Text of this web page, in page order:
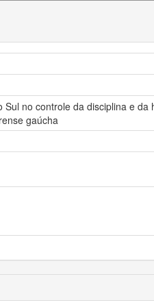
no controle da disciplina e
gaúcha